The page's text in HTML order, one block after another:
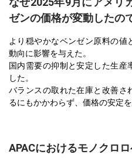
ゼンの価格が変動したの
より穏やかなベンゼン原料の
動向に影響を与えた。
国内需要の抑制と安定した生産
した。
バランスの取れた在庫と改善さ
るにもかかわらず、価格の安定
APACにおけるモノクロ